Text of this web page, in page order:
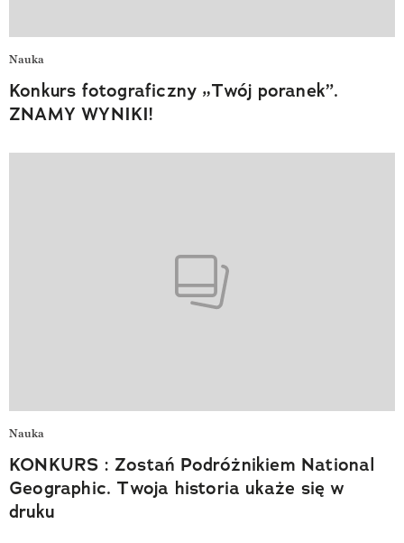
Nauka
Konkurs fotograficzny „Twój poranek”.
ZNAMY WYNIKI!
Nauka
KONKURS : Zostań Podróżnikiem National
Geographic. Twoja historia ukaże się w
druku